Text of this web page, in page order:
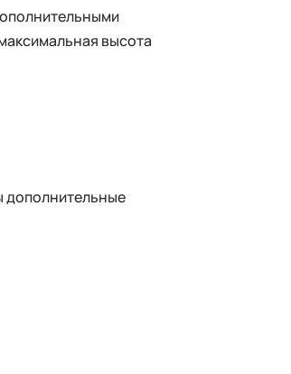
высота
дополнительные